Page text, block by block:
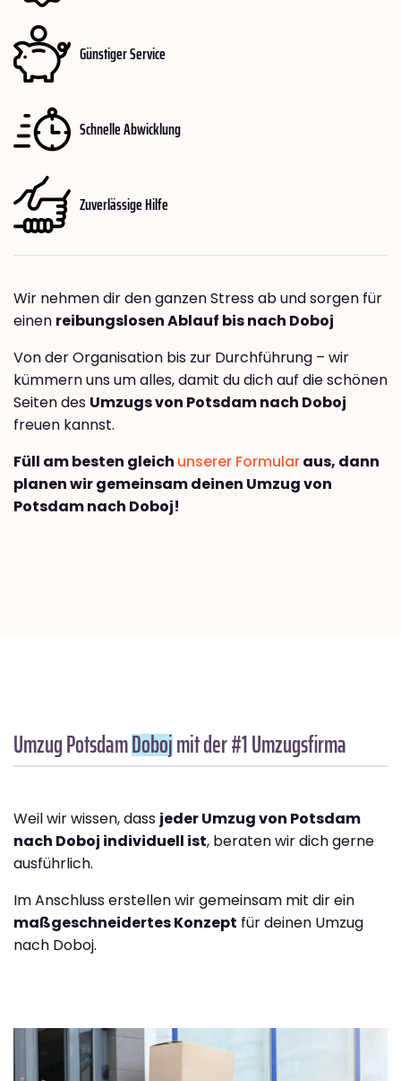
Günstiger Service
Schnelle Abwicklung
Zuverlässige Hilfe
Wir nehmen dir den ganzen Stress ab und sorgen für
einen reibungslosen Ablauf bis nach Doboj
Von der Organisation bis zur Durchführung – wir
kümmern uns um alles, damit du dich auf die schönen
Seiten des Umzugs von Potsdam nach Doboj
freuen kannst.
Füll am besten gleich unserer Formularaus, dann
planen wir gemeinsam deinen Umzug von
Potsdam nach Doboj!
Umzug PotsdamDobojmit der #1 Umzugsfirma
Weil wir wissen, dass jeder Umzug von Potsdam
nach Doboj individuell ist, beraten wir dich gerne
ausführlich.
Im Anschluss erstellen wir gemeinsam mit dir ein
maßgeschneidertes Konzept für deinen Umzug
nach Doboj.